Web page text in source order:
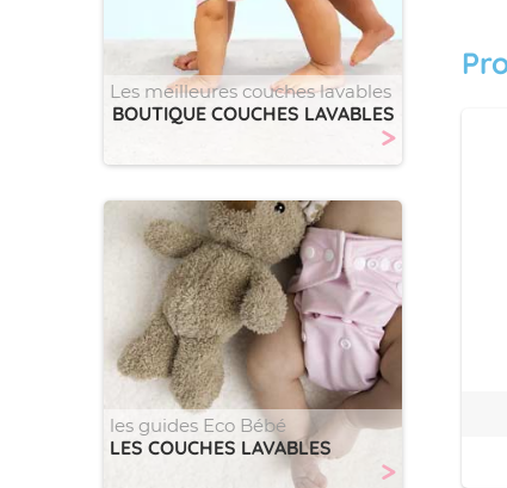
Les meilleures couches lavables
BOUTIQUE COUCHES LAVABLES
>
les guides Eco Bébé
LES COUCHES LAVABLES
>